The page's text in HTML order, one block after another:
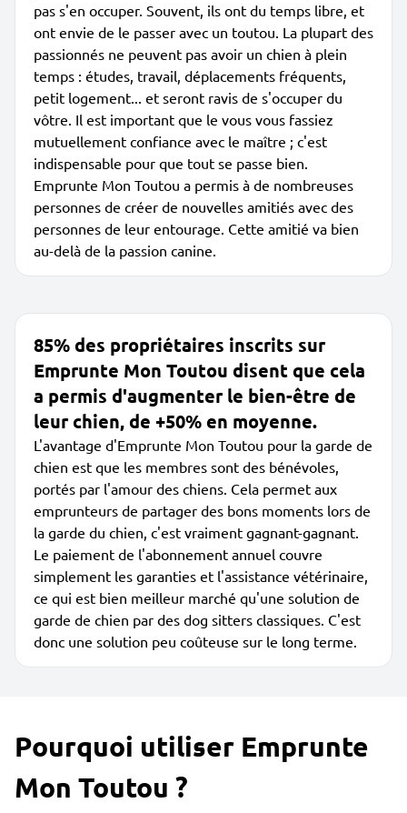
pas s'en occuper. Souvent, ils ont du temps libre, et
ont envie de le passer avec un toutou. La plupart des
passionnés ne peuvent pas avoir un chien à plein
temps : études, travail, déplacements fréquents,
petit logement... et seront ravis de s'occuper du
vôtre. Il est important que le vous vous fassiez
mutuellement confiance avec le maître ; c'est
indispensable pour que tout se passe bien.
Emprunte Mon Toutou a permis à de nombreuses
personnes de créer de nouvelles amitiés avec des
personnes de leur entourage. Cette amitié va bien
au-delà de la passion canine.
85% des propriétaires inscrits sur
Emprunte Mon Toutou disent que cela
a permis d'augmenter le bien-être de
leur chien, de +50% en moyenne.
L'avantage d'Emprunte Mon Toutou pour la garde de
chien est que les membres sont des bénévoles,
portés par l'amour des chiens. Cela permet aux
emprunteurs de partager des bons moments lors de
la garde du chien, c'est vraiment gagnant-gagnant.
Le paiement de l'abonnement annuel couvre
simplement les garanties et l'assistance vétérinaire,
ce qui est bien meilleur marché qu'une solution de
garde de chien par des dog sitters classiques. C'est
donc une solution peu coûteuse sur le long terme.
Pourquoi utiliser Emprunte
Mon Toutou ?